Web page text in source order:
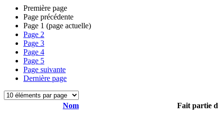
Première page
Page précédente
Page 1 (page actuelle)
Page 2
Page 3
Page 4
Page 5
Page suivante
Dernière page
Nom
Fait partie